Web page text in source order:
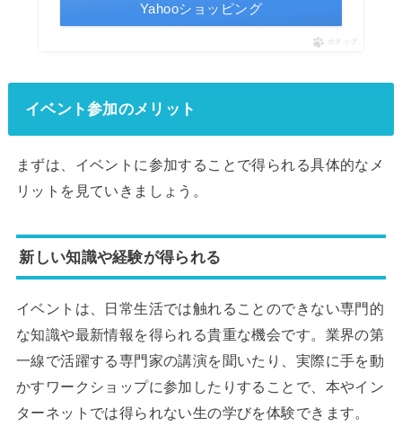
Yahooショッピング
ポチップ
イベント参加のメリット
まずは、イベントに参加することで得られる具体的なメ
リットを見ていきましょう。
新しい知識や経験が得られる
イベントは、日常生活では触れることのできない専門的
な知識や最新情報を得られる貴重な機会です。業界の第
一線で活躍する専門家の講演を聞いたり、実際に手を動
かすワークショップに参加したりすることで、本やイン
ターネットでは得られない生の学びを体験できます。